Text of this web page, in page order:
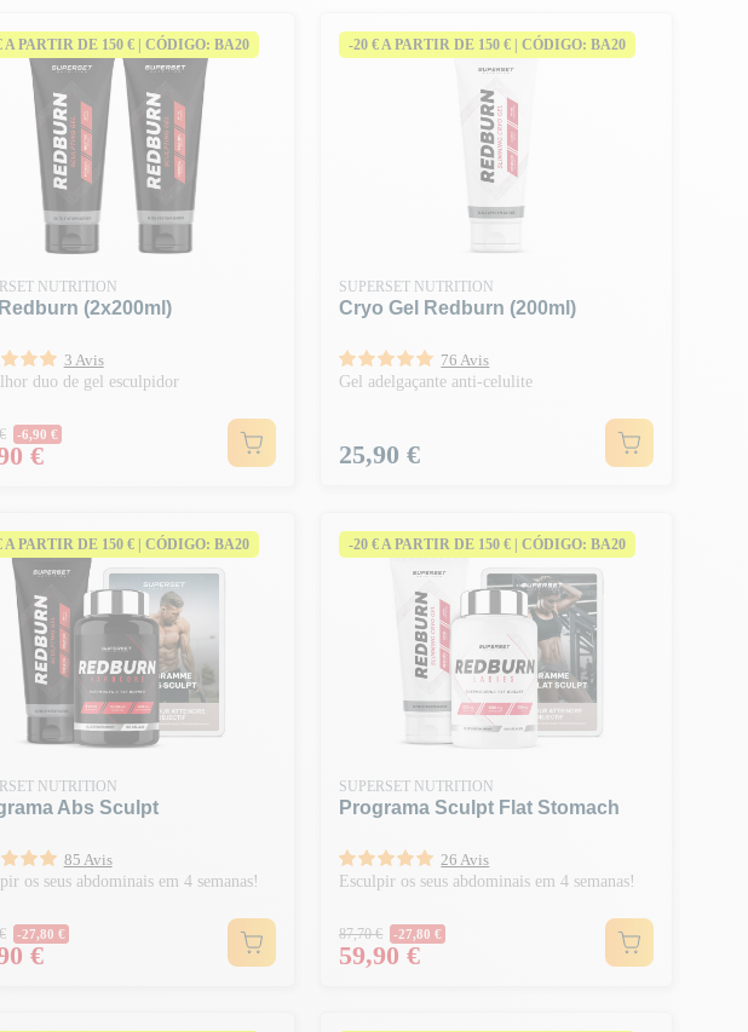
A PARTIR DE 150 € | CÓDIGO: BA20
NUTRITION
(2x200ml)
3 Avis
duo de gel esculpidor
normal
-6,90 €
€
-20 € A PARTIR DE 150 € | CÓDIGO: BA20
SUPERSET NUTRITION
Cryo Gel Redburn (200ml)
76 Avis
Gel adelgaçante anti-celulite
Preço
25,90 €
A PARTIR DE 150 € | CÓDIGO: BA20
NUTRITION
Abs Sculpt
85 Avis
os seus abdominais em 4 semanas!
normal
-27,80 €
€
-20 € A PARTIR DE 150 € | CÓDIGO: BA20
SUPERSET NUTRITION
Programa Sculpt Flat Stomach
26 Avis
Esculpir os seus abdominais em 4 semanas!
Preço normal
87,70 € -27,80 €
Preço
59,90 €